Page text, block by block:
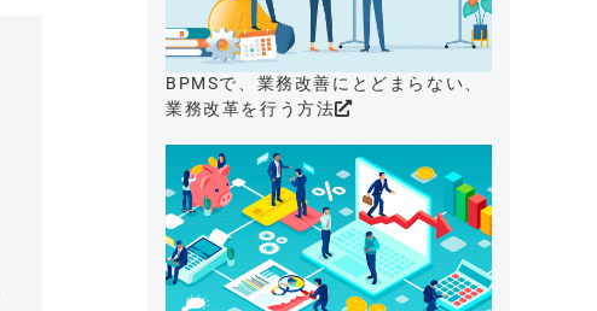
BPMSで、業務改善にとどまらない、
業務改革を行う方法